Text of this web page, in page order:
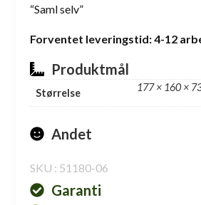
“Saml selv”
Forventet leveringstid: 4-12
Produktmål
Størrelse 177 × 160 ×
Andet
SKU : 51180-06
Garanti